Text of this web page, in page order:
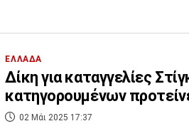
ΕΛΛΑΔΑ
Δίκη για καταγγελίες
κατηγορουμένων
02 Μάι 2025 17:37